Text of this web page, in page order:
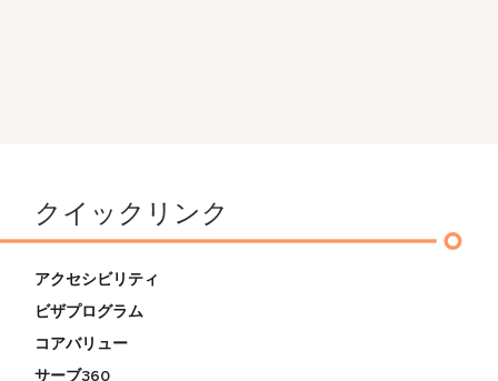
クイックリンク
アクセシビリティ
ビザプログラム
コアバリュー
サーブ360